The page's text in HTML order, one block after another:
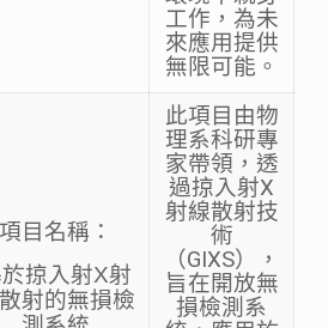
工作，為未
來應用提供
無限可能。
項目名稱：
掠入射X射
射的無損檢
此項目由物
理系科研專
家帶領，透
過掠入射X
射線散射技
術
（GIXS），
旨在開放無
損檢測系